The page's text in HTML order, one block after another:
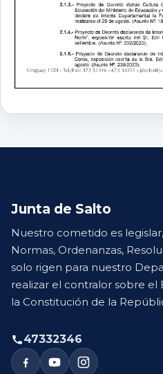
Junta de Salto
Nuestro cometido es
Normas, Ordenanzas,
solo rigen para nuestro
realizar el contralor sobre el
la Constitución de la
47332346